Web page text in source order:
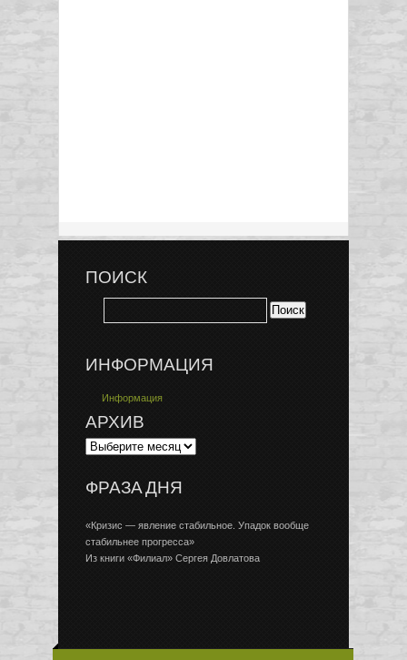
ПОИСК
ИНФОРМАЦИЯ
Информация
АРХИВ
ФРАЗА ДНЯ
«Кризис — явление стабильное. Упадок вообще
стабильнее прогресса»
Из книги «Филиал» Сергея Довлатова